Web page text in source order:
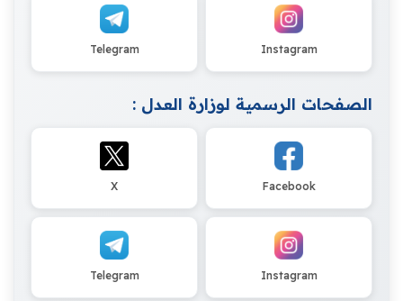
Instagram
Telegram
الصفحات الرسمية لوزارة العدل :
Facebook
X
Instagram
Telegram